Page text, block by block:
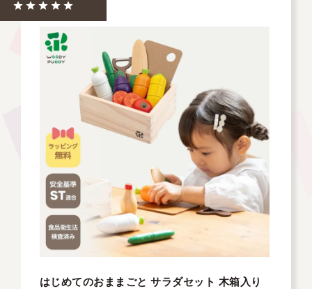
はじめてのおままごと サラダセット 木箱入り